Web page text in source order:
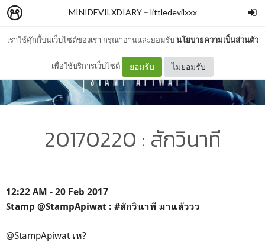
เราใช้คุ๊กกี้บนเว็บไซต์ของเรา กรุณาอ่านและยอมรับนโยบายความเป็นส่วนตัว
เพื่อใช้บริการเว็บไซต์ ยอมรับ ไม่ยอมรับ
MINIDEVILXDIARY– littledevilxxx
20170220 : สักวินาที
12:22 AM - 20 Feb 2017
Stamp ‏@StampApiwat : #สักวินาที มาแล้ววว
@StampApiwat เห?